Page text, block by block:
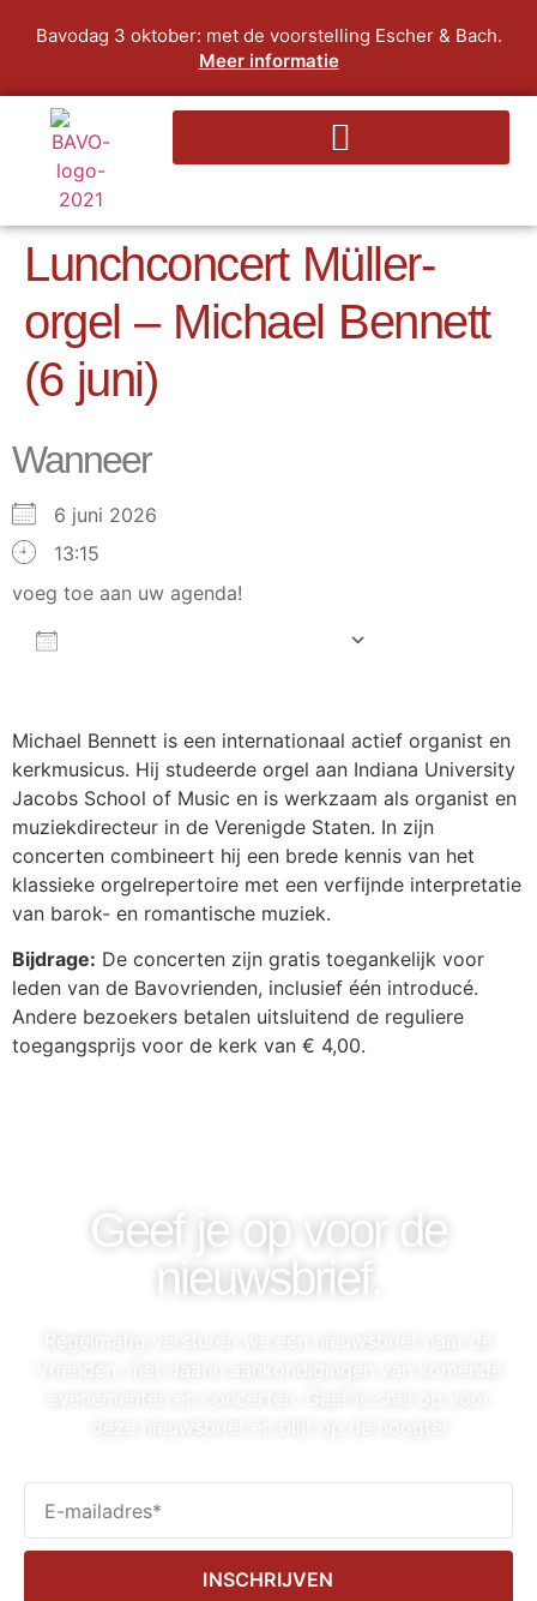
Bavodag 3 oktober: met de voorstelling Escher & Bach.
Meer informatie
Lunchconcert Müller-
orgel – Michael Bennett
(6 juni)
Wanneer
6 juni 2026
13:15
voeg toe aan uw agenda!
Michael Bennett is een internationaal actief organist en
kerkmusicus. Hij studeerde orgel aan Indiana University
Jacobs School of Music en is werkzaam als organist en
muziekdirecteur in de Verenigde Staten. In zijn
concerten combineert hij een brede kennis van het
klassieke orgelrepertoire met een verfijnde interpretatie
van barok- en romantische muziek.
Bijdrage: De concerten zijn gratis toegankelijk voor
leden van de Bavovrienden, inclusief één introducé.
Andere bezoekers betalen uitsluitend de reguliere
toegangsprijs voor de kerk van € 4,00.
Geef je op voor de
nieuwsbrief.
INSCHRIJVEN